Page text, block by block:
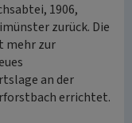
1906,
zurück. Die
mehr zur
an der
errichtet.